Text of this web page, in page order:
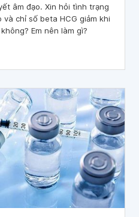
âm đạo. Xin hỏi tình trạng
chỉ số beta HCG giảm khi
Em nên làm gì?